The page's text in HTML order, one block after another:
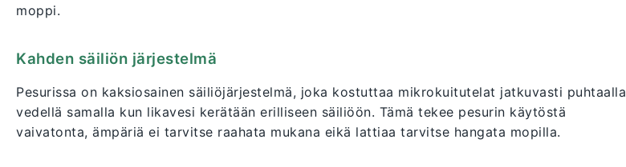
moppi.
Kahden säiliön järjestelmä
Pesurissa on kaksiosainen säiliöjärjestelmä, joka kostuttaa mikrokuitutelat jatkuvasti puhtaalla
vedellä samalla kun likavesi kerätään erilliseen säiliöön. Tämä tekee pesurin käytöstä
vaivatonta, ämpäriä ei tarvitse raahata mukana eikä lattiaa tarvitse hangata mopilla.